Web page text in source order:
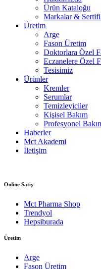
Ürün Kataloğu
Markalar &
Üretim
Arge
Fason Üretim
Doktorlara Özel
Eczanelere Özel
Tesisimiz
Ürünler
Kremler
Serumlar
Temizleyiciler
Kişisel Bakım
Profesyonel
Haberler
Mct Akademi
İletişim
Online Satış
Mct Pharma Shop
Trendyol
Hepsiburada
Üretim
Arge
Fason Üretim